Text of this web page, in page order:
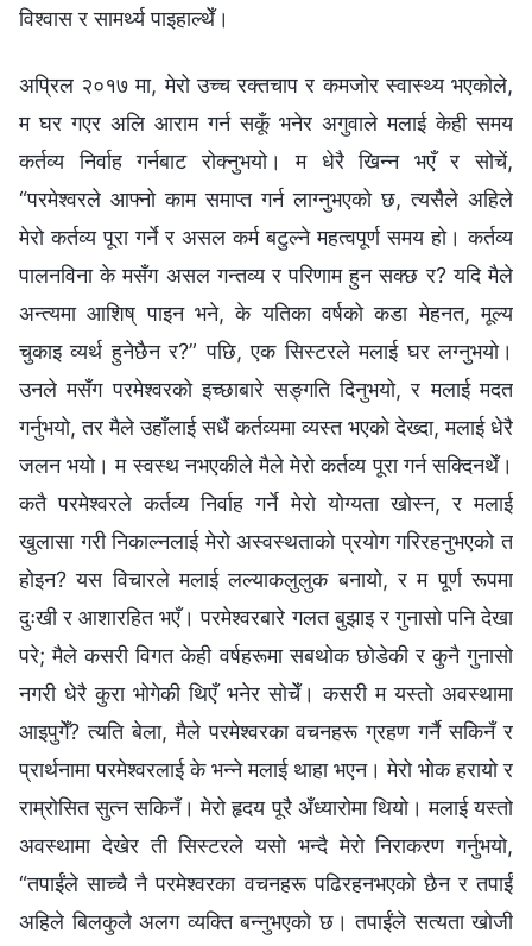
विश्‍वास र सामर्थ्य पाइहाल्थेँ।
अप्रिल २०१७ मा, मेरो उच्‍च रक्तचाप र कमजोर स्वास्थ्य भएकोले,
म घर गएर अलि आराम गर्न सकूँ भनेर अगुवाले मलाई केही समय
कर्तव्य निर्वाह गर्नबाट रोक्‍नुभयो। म धेरै खिन्‍न भएँ र सोचें,
“परमेश्‍वरले आफ्नो काम समाप्त गर्न लाग्‍नुभएको छ, त्यसैले अहिले
मेरो कर्तव्य पूरा गर्ने र असल कर्म बटुल्ने महत्वपूर्ण समय हो। कर्तव्य
पालनविना के मसँग असल गन्तव्य र परिणाम हुन सक्छ र? यदि मैले
अन्त्यमा आशिष्‌ पाइन भने, के यतिका वर्षको कडा मेहनत, मूल्य
चुकाइ व्यर्थ हुनेछैन र?” पछि, एक सिस्टरले मलाई घर लग्‍नुभयो।
उनले मसँग परमेश्‍वरको इच्छाबारे सङ्गति दिनुभयो, र मलाई मदत
गर्नुभयो, तर मैले उहाँलाई सधैं कर्तव्यमा व्यस्त भएको देख्दा, मलाई धेरै
जलन भयो। म स्वस्थ नभएकीले मैले मेरो कर्तव्य पूरा गर्न सक्दिनथेँ।
कतै परमेश्‍वरले कर्तव्य निर्वाह गर्ने मेरो योग्यता खोस्‍न, र मलाई
खुलासा गरी निकाल्नलाई मेरो अस्वस्थताको प्रयोग गरिरहनुभएको त
होइन? यस विचारले मलाई लल्याकलुलुक बनायो, र म पूर्ण रूपमा
दुःखी र आशारहित भएँ। परमेश्‍वरबारे गलत बुझाइ र गुनासो पनि देखा
परे; मैले कसरी विगत केही वर्षहरूमा सबथोक छोडेकी र कुनै गुनासो
नगरी धेरै कुरा भोगेकी थिएँ भनेर सोचेँ। कसरी म यस्तो अवस्थामा
आइपुगेँ? त्यति बेला, मैले परमेश्‍वरका वचनहरू ग्रहण गर्नै सकिनँ र
प्रार्थनामा परमेश्‍वरलाई के भन्‍ने मलाई थाहा भएन। मेरो भोक हरायो र
राम्रोसित सुत्‍न सकिनँ। मेरो हृदय पूरै अँध्यारोमा थियो। मलाई यस्तो
अवस्थामा देखेर ती सिस्टरले यसो भन्दै मेरो निराकरण गर्नुभयो,
“तपाईंले साच्‍चै नै परमेश्‍वरका वचनहरू पढिरहनभएको छैन र तपाईं
अहिले बिलकुलै अलग व्यक्ति बन्‍नुभएको छ। तपाईंले सत्यता खोजी